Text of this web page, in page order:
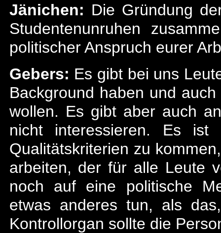
Jänichen: Die Gründung
Studentenunruhen
politischer Anspruch eurer
Gebers: Es gibt bei uns
Background haben und
wollen. Es gibt aber auch
nicht interessieren. Es ist
Qualitätskriterien zu
arbeiten, der für alle Leute
noch auf eine politische
etwas anderes tun, als
Kontrollorgan sollte die